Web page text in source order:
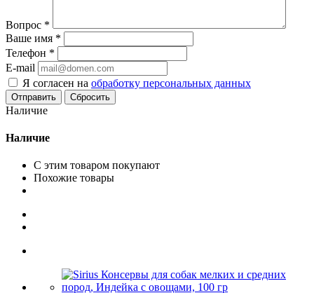
Вопрос *
Ваше имя *
Телефон *
E-mail
Я согласен на обработку персональных данных
Сбросить
Наличие
Наличие
С этим товаром покупают
Похожие товары